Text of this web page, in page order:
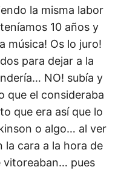
la misma labor
10 años y
música! Os lo juro!
para dejar a la
NO! subía y
que el consideraba
que era así que lo
o algo… al ver
la cara a la hora de
vitoreaban… pues